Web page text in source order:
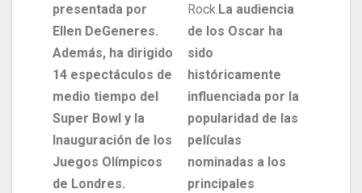
presentada por
Ellen DeGeneres.
Además, ha dirigido
14 espectáculos de
medio tiempo del
Super Bowl y la
Inauguración de los
Juegos Olímpicos
de Londres.
Rock.La audiencia
de los Oscar ha
sido
históricamente
influenciada por la
popularidad de las
películas
nominadas a los
principales